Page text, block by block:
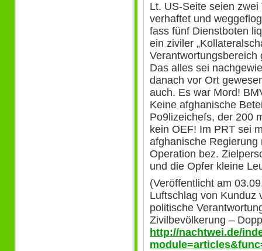
Lt. US-Seite seien
verhaftet und
fass fünf Dienstboten
ein ziviler
Verantwortungsbereich
Das alles sei
danach vor Ort
auch. Es war Mord!
Keine afghanische
Po9lizeichefs, der 200
kein OEF! Im PRT sei
afghanische
Operation bez.
und die Opfer kleine
(Veröffentlicht am
Luftschlag von Kunduz
politische
Zivilbevölkerung –
http://nachtwei.de/